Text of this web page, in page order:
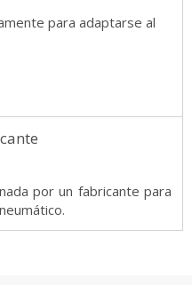
para adaptarse al
por un fabricante para